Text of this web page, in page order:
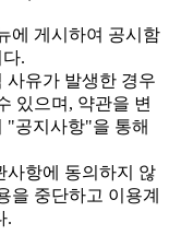
에 게시하여 공시함
.
유가 발생한 경우
있으며, 약관을 변
"공지사항"을 통해
항에 동의하지 않
을 중단하고 이용계
.